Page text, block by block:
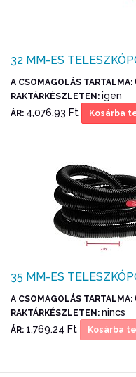
32 MM-ES
A CSOMAGOLÁS TARTALMA:
RAKTÁRKÉSZLETEN: igen
ÁR: 4,076.93 Ft Kosárba
35 MM-ES
A CSOMAGOLÁS TARTALMA:
RAKTÁRKÉSZLETEN: nincs
ÁR: 1,769.24 Ft Kosárba